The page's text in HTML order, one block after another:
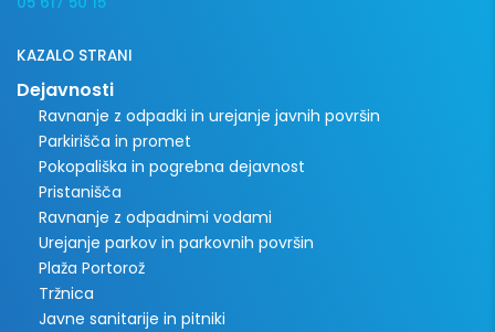
KAZALO STRANI
Dejavnosti
Ravnanje z odpadki in urejanje javnih površin
Parkirišča in promet
Pokopališka in pogrebna dejavnost
Pristanišča
Ravnanje z odpadnimi vodami
Urejanje parkov in parkovnih površin
Plaža Portorož
Tržnica
Javne sanitarije in pitniki